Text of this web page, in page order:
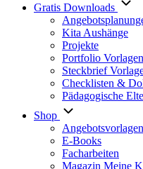
Gratis Downloads
Kita Aushänge
Projekte
Portfolio Vorlagen
Steckbrief
Checklisten &
Pädagogische
Shop
Angebotsvorlagen
E-Books
Facharbeiten
Magazin Meine